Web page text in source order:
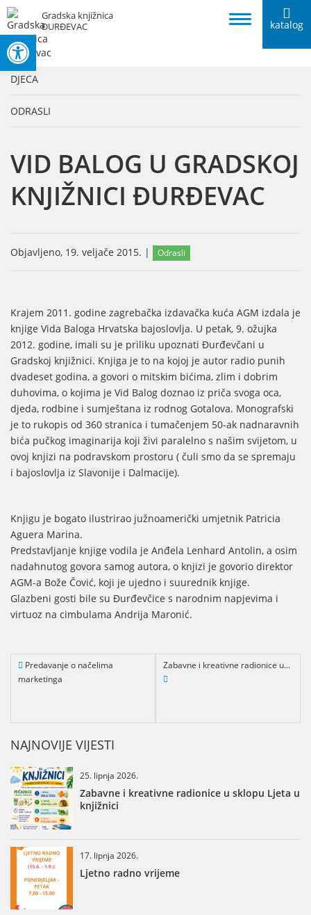
Open toolbar
Gradska knjižnica
ĐURĐEVAC
katalog
KATEGORIJE
DJECA
ODRASLI
VID BALOG U GRADSKOJ
KNJIŽNICI ĐURĐEVAC
Objavljeno, 19. veljače 2015. | Odrasli
Krajem 2011. godine zagrebačka izdavačka kuća AGM izdala je
knjige Vida Baloga Hrvatska bajoslovlja. U petak, 9. ožujka
2012. godine, imali su je priliku upoznati Đurđevčani u
Gradskoj knjižnici. Knjiga je to na kojoj je autor radio punih
dvadeset godina, a govori o mitskim bićima, zlim i dobrim
duhovima, o kojima je Vid Balog doznao iz priča svoga oca,
djeda, rodbine i sumještana iz rodnog Gotalova. Monografski
je to rukopis od 360 stranica i tumačenjem 50-ak nadnaravnih
bića pučkog imaginarija koji živi paralelno s našim svijetom, u
ovoj knjizi na podravskom prostoru ( čuli smo da se spremaju
i bajoslovlja iz Slavonije i Dalmacije).
Knjigu je bogato ilustrirao južnoamerički umjetnik Patricia
Aguera Marina.
Predstavljanje knjige vodila je Anđela Lenhard Antolin, a osim
nadahnutog govora samog autora, o knjizi je govorio direktor
AGM-a Bože Čović, koji je ujedno i suurednik knjige.
Glazbeni gosti bile su Đurđevčice s narodnim napjevima i
virtuoz na cimbulama Andrija Maronić.
Predavanje o načelima
marketinga
Zabavne i kreativne radionice u...
NAJNOVIJE VIJESTI
25. lipnja 2026.
Zabavne i kreativne radionice u sklopu Ljeta u
knjižnici
17. lipnja 2026.
Ljetno radno vrijeme